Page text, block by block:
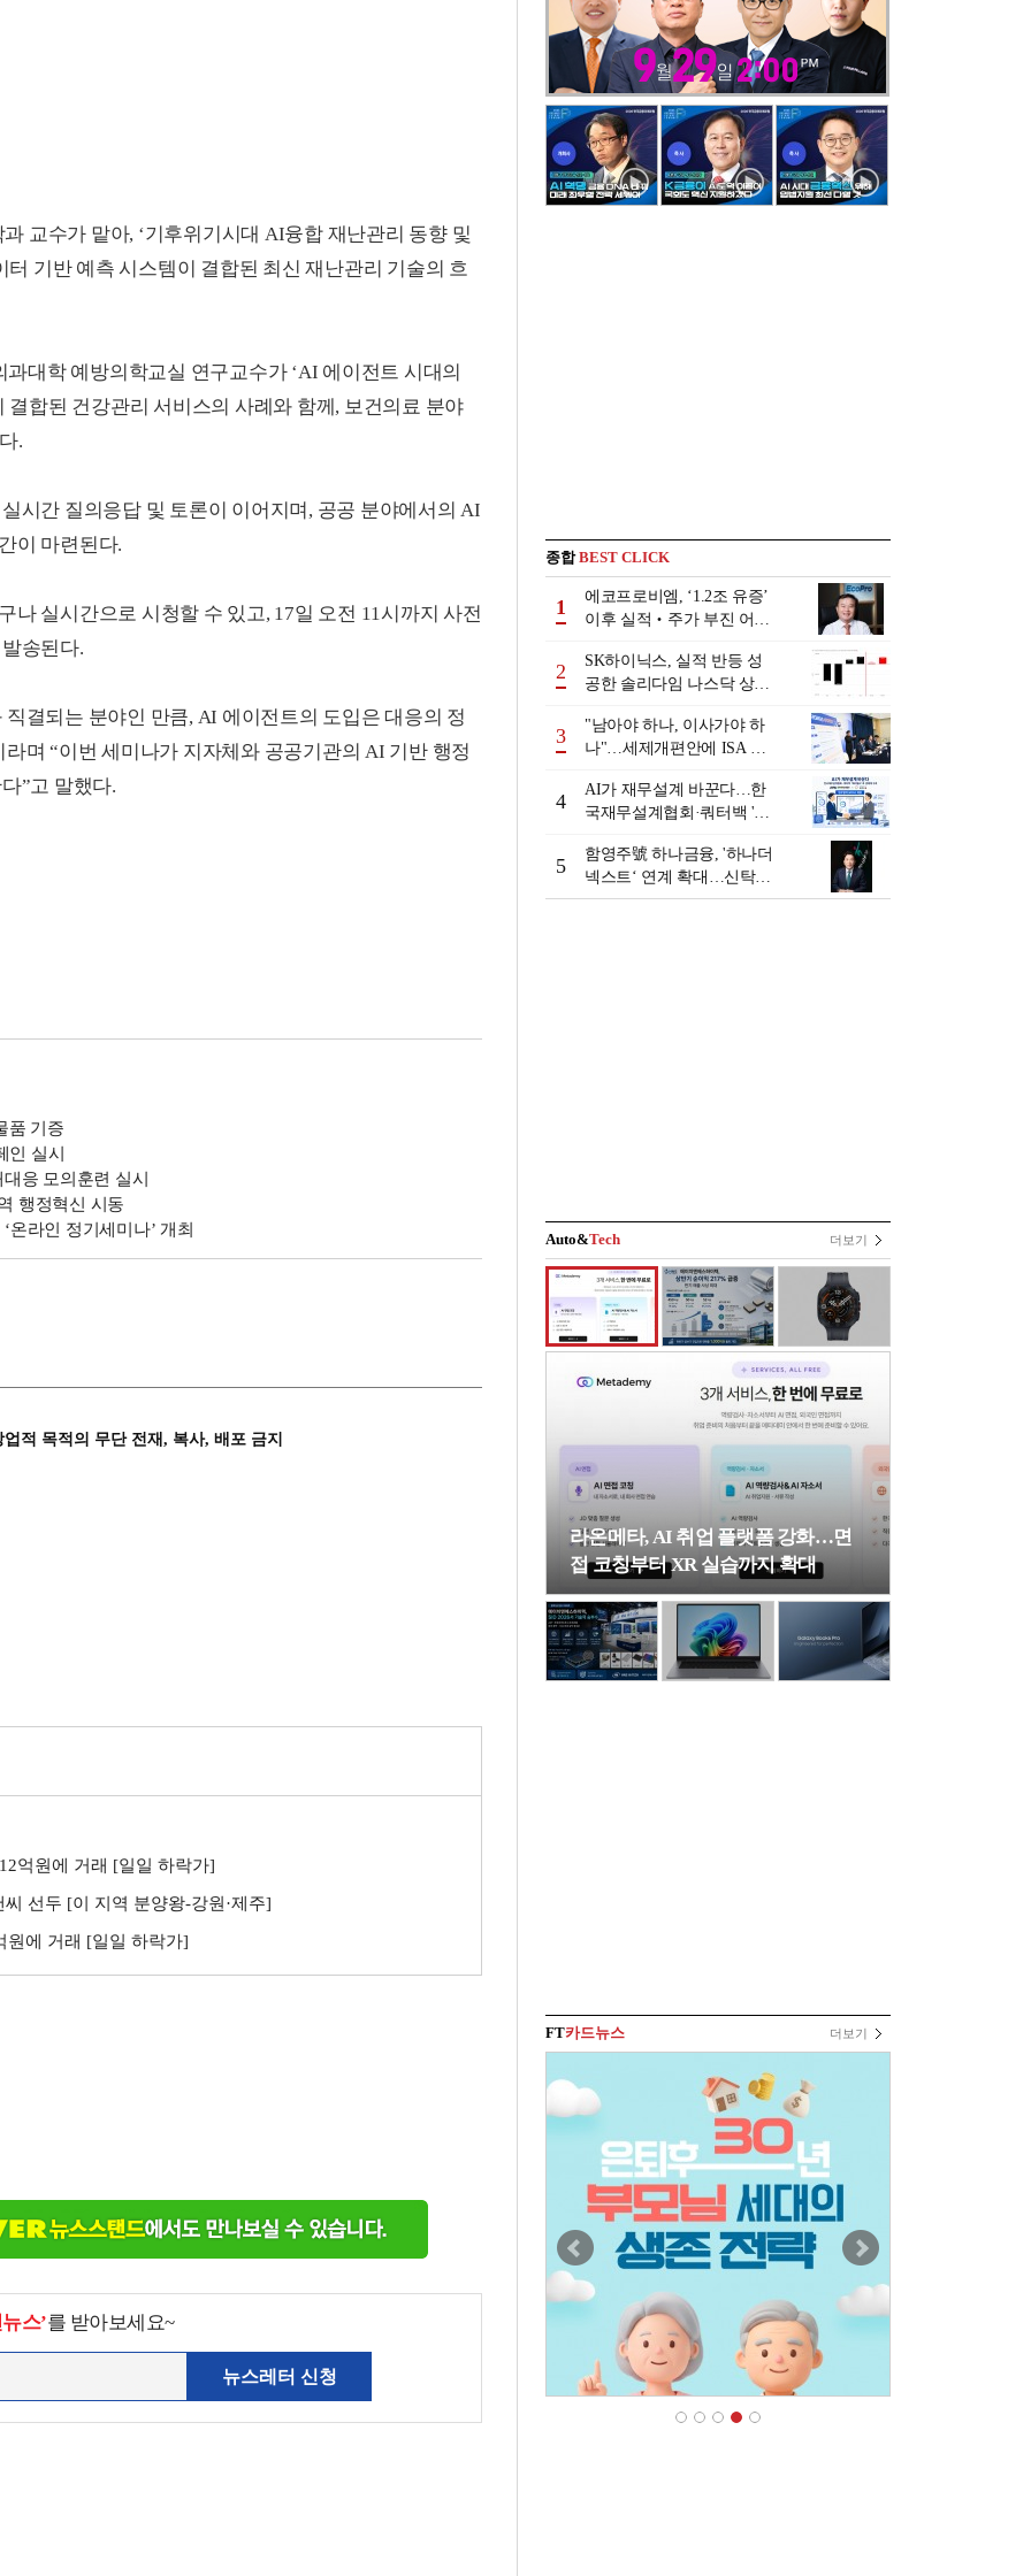
교수가 맡아, ‘기후위기시대 AI융합 재난관리 동향 및
기반 예측 시스템이 결합된 최신 재난관리 기술의 흐
대학 예방의학교실 연구교수가 ‘AI 에이전트 시대의
합된 건강관리 서비스의 사례와 함께, 보건의료 분야
.
시간 질의응답 및 토론이 이어지며, 공공 분야에서의 AI
이 마련된다.
나 실시간으로 시청할 수 있고, 17일 오전 11시까지 사전
송된다.
결되는 분야인 만큼, AI 에이전트의 도입은 대응의 정
며 “이번 세미나가 지자체와 공공기관의 AI 기반 행정
”고 말했다.
품 기증
인 실시
응 모의훈련 실시
행정혁신 시동
온라인 정기세미나’ 개최
적 목적의 무단 전재, 복사, 배포 금지
억원에 거래 [일일 하락가]
선두 [이 지역 분양왕-강원·제주]
원에 거래 [일일 하락가]
스’를 받아보세요~
뉴스레터 신청
종합BEST CLICK
1
에코프로비엠, ‘1.2조 유증’
이후 실적‧주가 부진 어쩌
2
SK하이닉스, 실적 반등 성
공한 솔리다임 나스닥 상장
3
"남아야 하나, 이사가야 하
나"…세제개편안에 ISA 투
4
AI가 재무설계 바꾼다…한
국재무설계협회·쿼터백 '베
5
함영주號 하나금융, '하나더
넥스트‘ 연계 확대…신탁수
수료 2배 증가 효과 [금융 시
Auto&Tech 더보기
라온메타, AI 취업 플랫폼 강화…면
접 코칭부터 XR 실습까지 확대
FT카드뉴스 더보기